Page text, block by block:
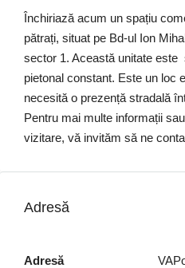
Închiriază acum un spațiu
pătrați, situat pe Bd-ul Ion
sector 1. Această unitate
pietonal constant. Este un loc
necesită o prezență stradală
Pentru mai multe informații
vizitare, vă invităm să ne
Adresă
Adresă